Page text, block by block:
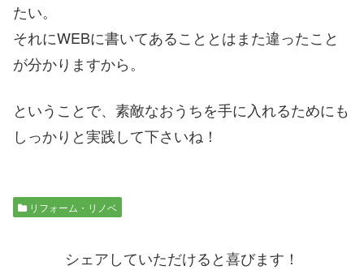
たい。
それにWEBに書いてあることとはまた違ったこと
が分かりますから。
ということで、素敵なおうちを手に入れるためにも
しっかりと実践して下さいね！
リフォーム・リノベ
シェアしていただけると喜びます！